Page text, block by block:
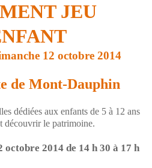
JEU
12 octobre 2014
de Mont-Dauphin
dédiées aux enfants de 5 à 12 ans
découvrir le patrimoine.
octobre 2014 de 14 h 30 à 17 h